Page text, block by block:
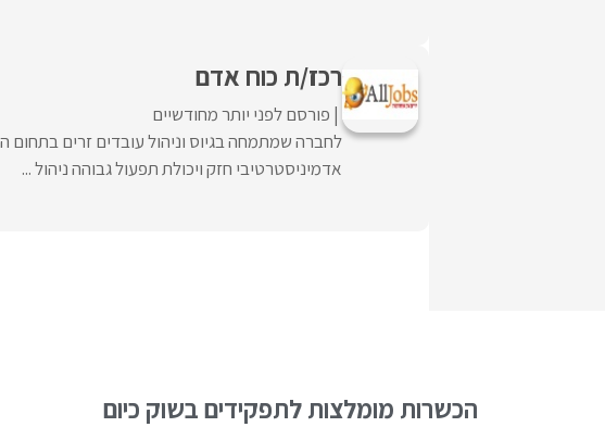
רכז/ת כוח אדם
פורסם לפני יותר מחודשיים
לחברה שמתמחה בגיוס וניהול עובדים זרים בתחום
אדמיניסטרטיבי חזק ויכולת תפעול גבוהה ניהול ...
הכשרות מומלצות לתפקידים בשוק כיום